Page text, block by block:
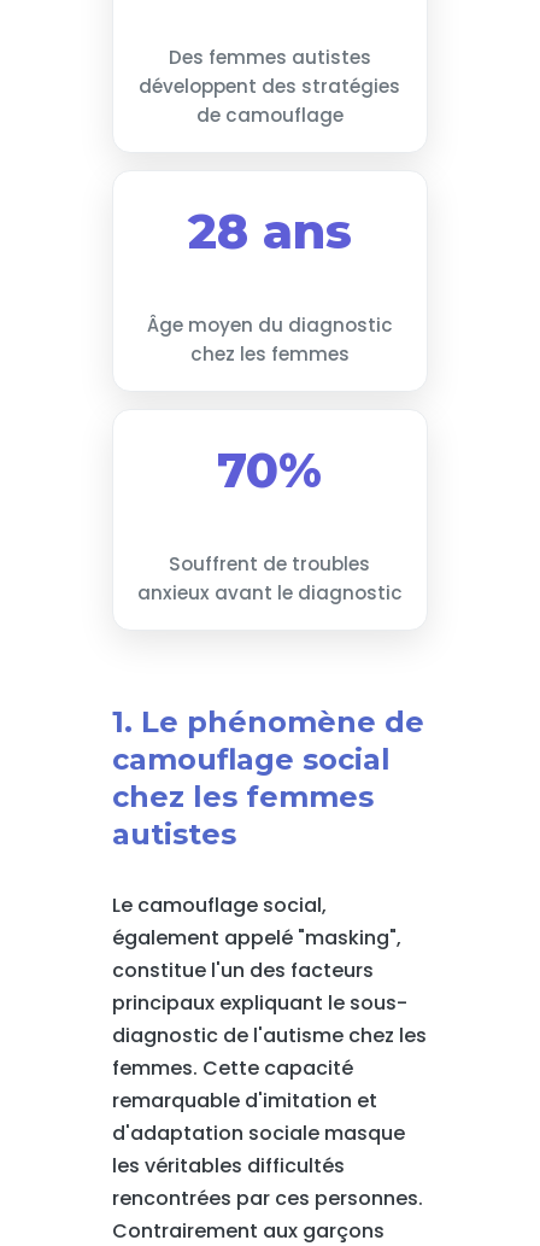
Des femmes autistes
développent des stratégies
de camouflage
28 ans
Âge moyen du diagnostic
chez les femmes
70%
Souffrent de troubles
anxieux avant le diagnostic
1. Le phénomène de
camouflage social
chez les femmes
autistes
Le camouflage social,
également appelé "masking",
constitue l'un des facteurs
principaux expliquant le sous-
diagnostic de l'autisme chez les
femmes. Cette capacité
remarquable d'imitation et
d'adaptation sociale masque
les véritables difficultés
rencontrées par ces personnes.
Contrairement aux garçons